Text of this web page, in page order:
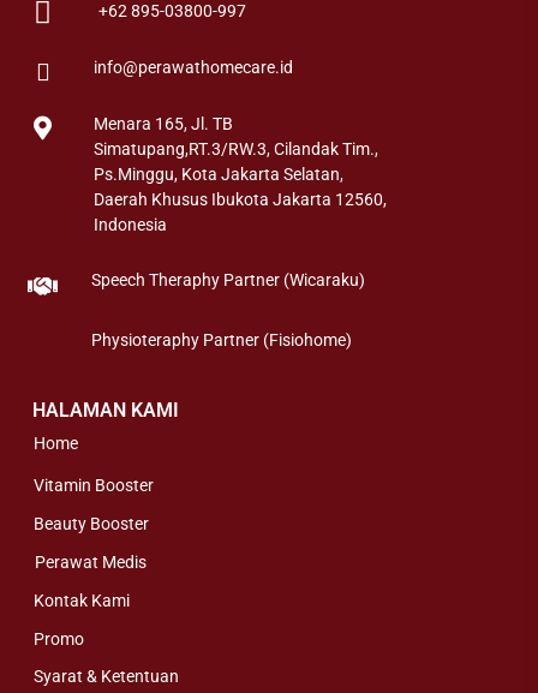
+62 895-03800-997
info@perawathomecare.id
Menara 165, Jl. TB
Simatupang,RT.3/RW.3, Cilandak Tim.,
Ps.Minggu, Kota Jakarta Selatan,
Daerah Khusus Ibukota Jakarta 12560,
Indonesia
Speech Theraphy Partner (Wicaraku)
Physioteraphy Partner (Fisiohome)
HALAMAN KAMI
Home
Vitamin Booster
Beauty Booster
Perawat Medis
Kontak Kami
Promo
Syarat & Ketentuan